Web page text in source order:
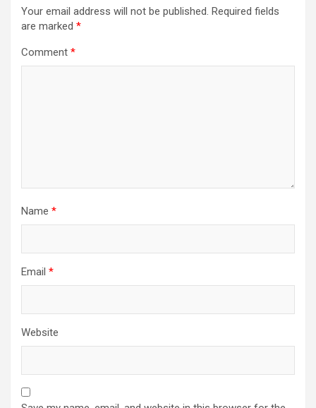
Your email address will not be published. Required fields
are marked *
Comment *
Name *
Email *
Website